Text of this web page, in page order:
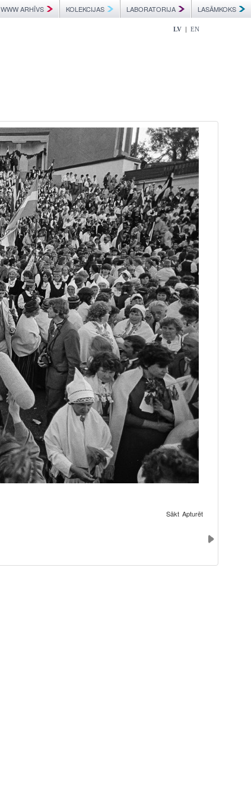
WWW ARHĪVS KOLEKCIJAS LABORATORIJA LASĀMKOKS
LV | EN
Sākt Apturēt